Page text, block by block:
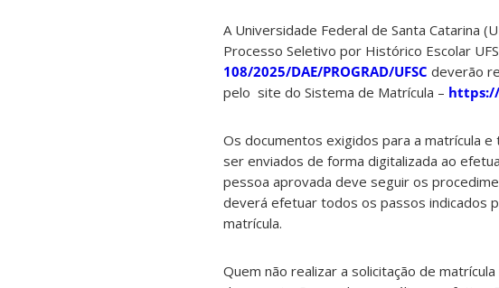
A Universidade Federal de Santa Catarina
Processo Seletivo por Histórico Escolar
108/2025/DAE/PROGRAD/UFSC deverão
pelo site do Sistema de Matrícula –
Os documentos exigidos para a matrícula
ser enviados de forma digitalizada ao
pessoa aprovada deve seguir os
deverá efetuar todos os passos indicados
matrícula.
Quem não realizar a solicitação de